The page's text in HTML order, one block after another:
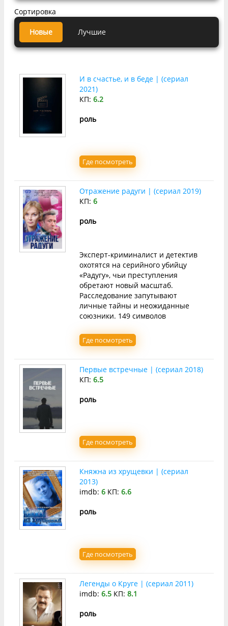
Сортировка
Новые Лучшие
И в счастье, и в беде | (сериал
2021)
КП: 6.2
роль
Где посмотреть
Отражение радуги | (сериал 2019)
КП: 6
роль
Эксперт-криминалист и детектив
охотятся на серийного убийцу
«Радугу», чьи преступления
обретают новый масштаб.
Расследование запутывают
личные тайны и неожиданные
союзники. 149 символов
Где посмотреть
Первые встречные | (сериал 2018)
КП: 6.5
роль
Где посмотреть
Княжна из хрущевки | (сериал
2013)
imdb: 6КП: 6.6
роль
Где посмотреть
Легенды о Круге | (сериал 2011)
imdb: 6.5КП: 8.1
роль